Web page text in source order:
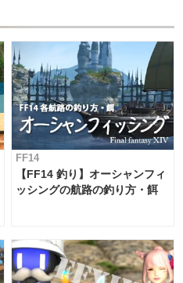
FF14
【FF14 釣り】オーシャンフィ
ッシングの航路の釣り方・餌